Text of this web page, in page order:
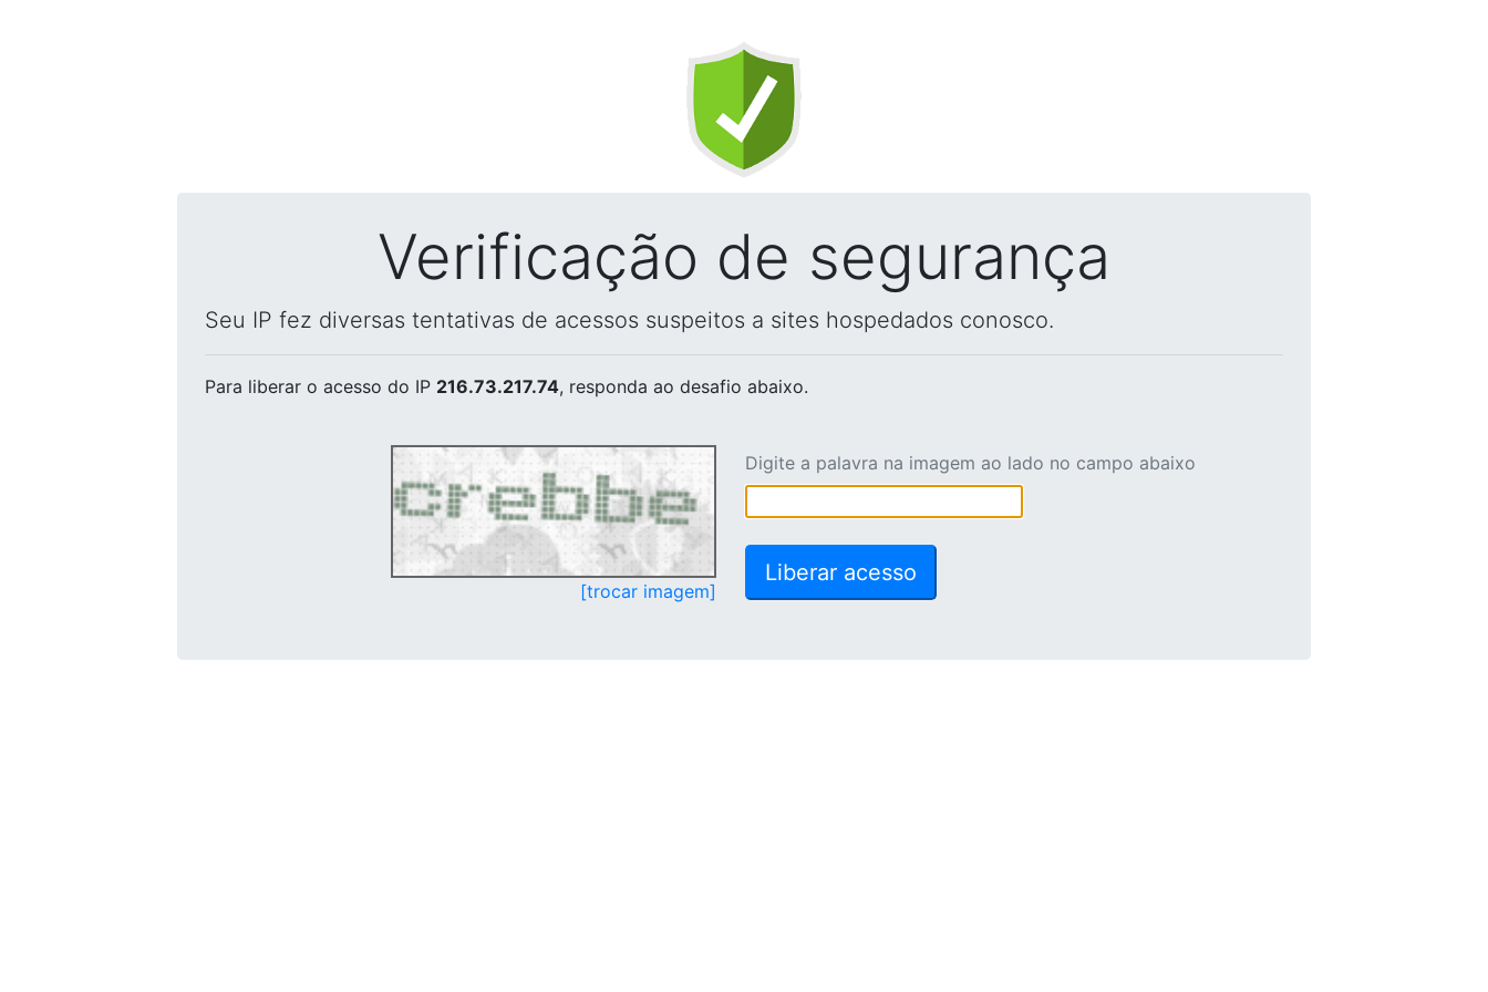
Verificação de segurança
Seu IP fez diversas tentativas de acessos suspeitos a sites hospedados conosco.
Para liberar o acesso do IP 216.73.217.74, responda ao desafio abaixo.
[trocar imagem]
Digite a palavra na imagem ao lado no campo abaixo